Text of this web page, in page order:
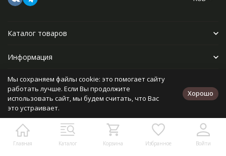
Главная Каталог Корзина Избранное Войти
Каталог товаров
Информация
Прочее
Политика персональных данных
Разработано в
bodysite.ru
Мы сохраняем файлы cookie: это помогает сайту
работать лучше. Если Вы продолжите
использовать сайт, мы будем считать, что Вас
это устраивает.
Хорошо